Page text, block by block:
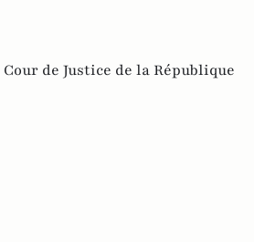
Cour de Justice de la République